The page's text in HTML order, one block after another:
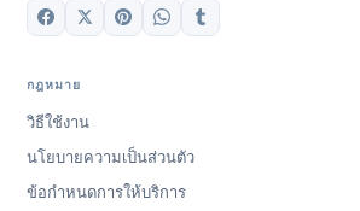
กฎหมาย
วิธีใช้งาน
นโยบายความเป็นส่วนตัว
ข้อกำหนดการให้บริการ